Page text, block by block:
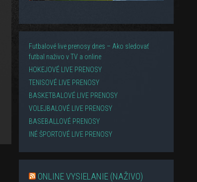
Futbalové live prenosy dnes – Ako sledovať
futbal naživo v TV a online
HOKEJOVÉ LIVE PRENOSY
TENISOVÉ LIVE PRENOSY
BASKETBALOVÉ LIVE PRENOSY
VOLEJBALOVÉ LIVE PRENOSY
BASEBALLOVÉ PRENOSY
INÉ ŠPORTOVÉ LIVE PRENOSY
ONLINE VYSIELANIE (NAŽIVO)